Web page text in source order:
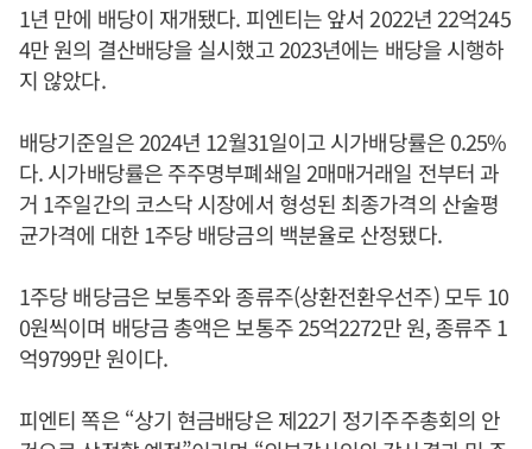
1년 만에 배당이 재개됐다. 피엔티는 앞서 2022년 22억245
4만 원의 결산배당을 실시했고 2023년에는 배당을 시행하
지 않았다.
배당기준일은 2024년 12월31일이고 시가배당률은 0.25%
다. 시가배당률은 주주명부폐쇄일 2매매거래일 전부터 과
거 1주일간의 코스닥 시장에서 형성된 최종가격의 산술평
균가격에 대한 1주당 배당금의 백분율로 산정됐다.
1주당 배당금은 보통주와 종류주(상환전환우선주) 모두 10
0원씩이며 배당금 총액은 보통주 25억2272만 원, 종류주 1
억9799만 원이다.
피엔티 쪽은 “상기 현금배당은 제22기 정기주주총회의 안